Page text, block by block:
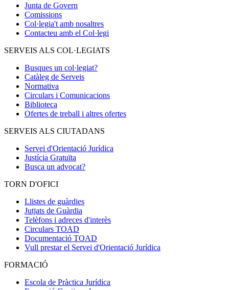
Junta de Govern
Comissions
Col·legia't amb nosaltres
Contacteu amb el Col·legi
SERVEIS ALS COL·LEGIATS
Busques un col·legiat?
Catàleg de Serveis
Normativa
Circulars i Comunicacions
Biblioteca
Ofertes de treball i altres ofertes
SERVEIS ALS CIUTADANS
Servei d'Orientació Jurídica
Justícia Gratuïta
Busca un advocat?
TORN D'OFICI
Llistes de guàrdies
Jutjats de Guàrdia
Telèfons i adreces d'interès
Circulars TOAD
Documentació TOAD
Vull prestar el Servei d'Orientació Jurídica
FORMACIÓ
Escola de Pràctica Jurídica